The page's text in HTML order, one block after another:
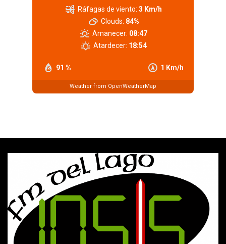
91 % 1 Km/h
Ráfagas de viento: 3 Km/h
Clouds: 84%
Amanecer: 08:47
Atardecer: 18:54
Weather from OpenWeatherMap